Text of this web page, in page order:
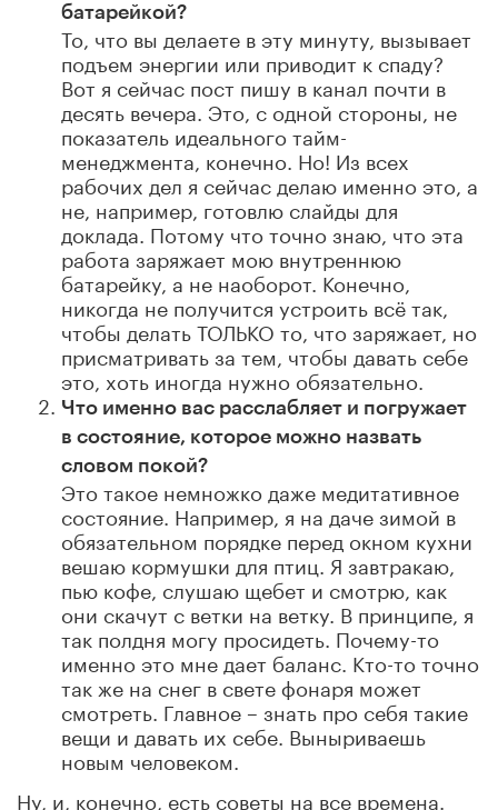
батарейкой?
То, что вы делаете в эту минуту, вызывает
подъем энергии или приводит к спаду?
Вот я сейчас пост пишу в канал почти в
десять вечера. Это, с одной стороны, не
показатель идеального тайм-
менеджмента, конечно. Но! Из всех
рабочих дел я сейчас делаю именно это, а
не, например, готовлю слайды для
доклада. Потому что точно знаю, что эта
работа заряжает мою внутреннюю
батарейку, а не наоборот. Конечно,
никогда не получится устроить всё так,
чтобы делать ТОЛЬКО то, что заряжает, но
присматривать за тем, чтобы давать себе
это, хоть иногда нужно обязательно.
Что именно вас расслабляет и погружает
в состояние, которое можно назвать
словом покой?
Это такое немножко даже медитативное
состояние. Например, я на даче зимой в
обязательном порядке перед окном кухни
вешаю кормушки для птиц. Я завтракаю,
пью кофе, слушаю щебет и смотрю, как
они скачут с ветки на ветку. В принципе, я
так полдня могу просидеть. Почему-то
именно это мне дает баланс. Кто-то точно
так же на снег в свете фонаря может
смотреть. Главное – знать про себя такие
вещи и давать их себе. Выныриваешь
новым человеком.
Ну, и, конечно, есть советы на все времена.